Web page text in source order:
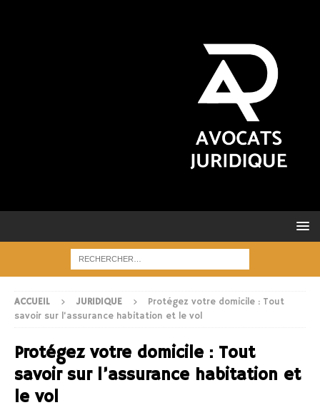
ACCUEIL JURIDIQUE
Protégez votre domicile : Tout
savoir sur l’assurance habitation et le vol
Protégez votre domicile : Tout
savoir sur l’assurance habitation et
le vol